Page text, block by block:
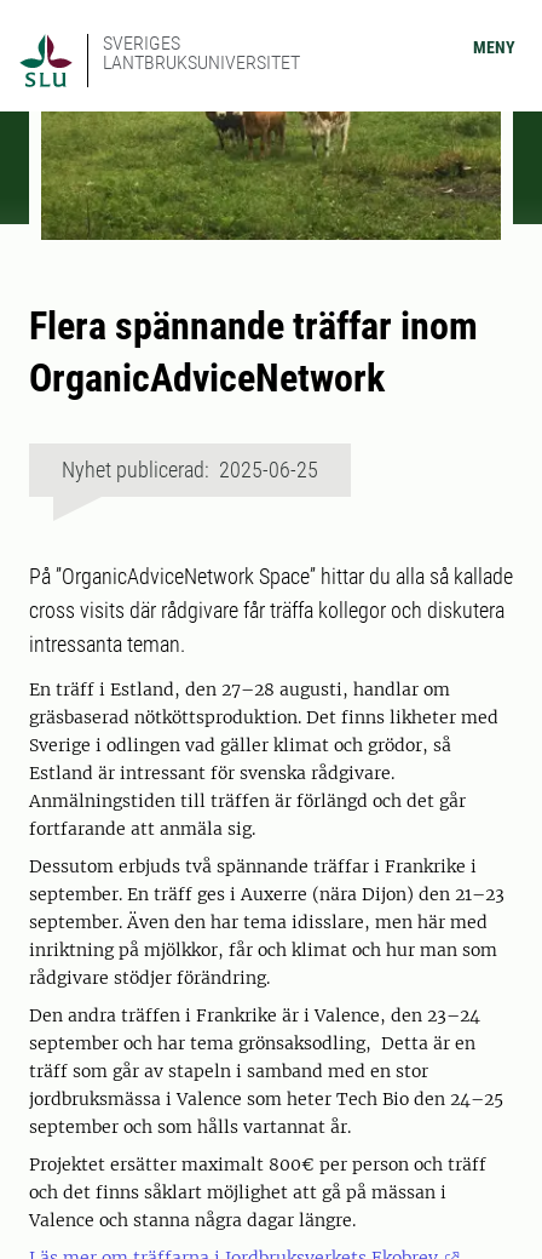
SVERIGES
LANTBRUKSUNIVERSITET
MENY
Flera spännande träffar inom
OrganicAdviceNetwork
Nyhet publicerad: 2025-06-25
På ”OrganicAdviceNetwork Space” hittar du alla så kallade
cross visits där rådgivare får träffa kollegor och diskutera
intressanta teman.
En träff i Estland, den 27–28 augusti, handlar om
gräsbaserad nötköttsproduktion. Det finns likheter med
Sverige i odlingen vad gäller klimat och grödor, så
Estland är intressant för svenska rådgivare.
Anmälningstiden till träffen är förlängd och det går
fortfarande att anmäla sig.
Dessutom erbjuds två spännande träffar i Frankrike i
september. En träff ges i Auxerre (nära Dijon) den 21–23
september. Även den har tema idisslare, men här med
inriktning på mjölkkor, får och klimat och hur man som
rådgivare stödjer förändring.
Den andra träffen i Frankrike är i Valence, den 23–24
september och har tema grönsaksodling, Detta är en
träff som går av stapeln i samband med en stor
jordbruksmässa i Valence som heter Tech Bio den 24–25
september och som hålls vartannat år.
Projektet ersätter maximalt 800€ per person och träff
och det finns såklart möjlighet att gå på mässan i
Valence och stanna några dagar längre.